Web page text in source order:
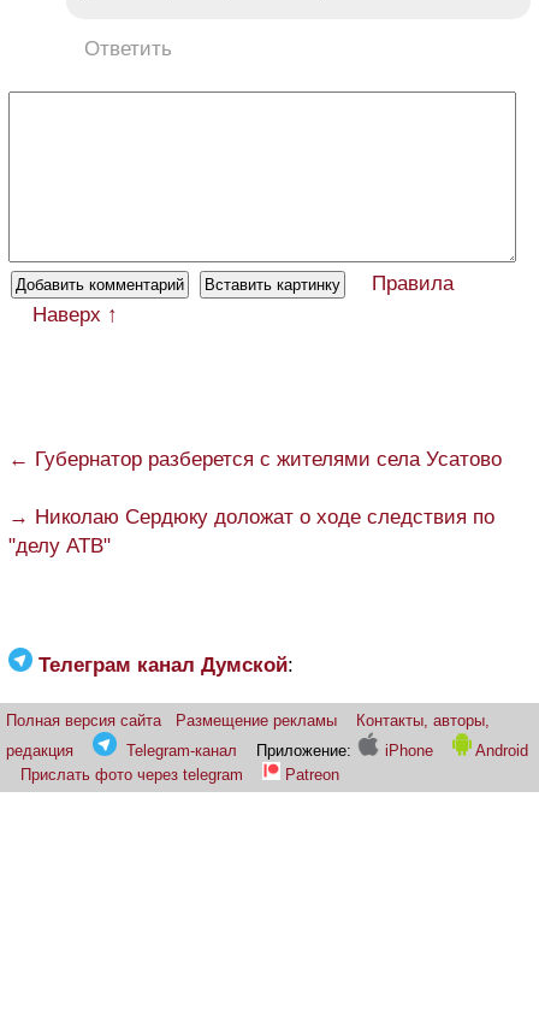
Ответить
Правила
Наверх ↑
← Губернатор разберется с жителями села Усатово
→ Николаю Сердюку доложат о ходе следствия по
"делу АТВ"
Телеграм канал Думской:
Полная версия сайта Размещение рекламы
Контакты, авторы,
редакция
Telegram-канал Приложение: iPhone
Android
Прислать фото через telegram
Patreon